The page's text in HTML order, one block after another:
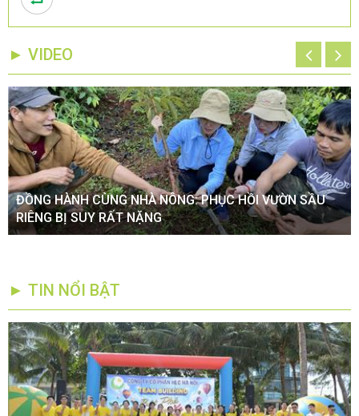
► VIDEO
ĐỒNG HÀNH CÙNG NHÀ NÔNG: PHỤC HỒI VƯỜN SẦU
RIÊNG BỊ SUY RẤT NẶNG
► TIN NỔI BẬT